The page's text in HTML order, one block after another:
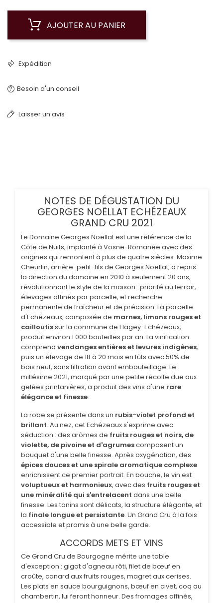
AJOUTER AU PANIER
Expédition
Besoin d'un conseil
Laisser un avis
NOTES DE DÉGUSTATION DU
GEORGES NOËLLAT ECHÉZEAUX
GRAND CRU 2021
Le Domaine Georges Noëllat est une référence de la
Côte de Nuits, implanté à Vosne-Romanée avec des
origines qui remontent à plus de quatre siècles. Maxime
Cheurlin, arrière-petit-fils de Georges Noëllat, a repris
la direction du domaine en 2010 à seulement 20 ans,
révolutionnant le style de la maison : priorité au terroir,
élevages affinés par parcelle, et recherche
permanente de fraîcheur et de précision. La parcelle
d'Echézeaux, composée de marnes, limons rouges et
cailloutissur la commune de Flagey-Echézeaux,
produit environ 1 000 bouteilles par an. La vinification
comprend vendanges entières et levures indigènes,
puis un élevage de 18 à 20 mois en fûts avec 50% de
bois neuf, sans filtration avant embouteillage. Le
millésime 2021, marqué par une petite récolte due aux
gelées printanières, a produit des vins d'une rare
élégance et finesse.
La robe se présente dans un rubis-violet profond et
brillant. Au nez, cet Echézeaux s'exprime avec
séduction : des arômes de fruits rouges et noirs, de
violette, de pivoine et d'agrumescomposent un
bouquet d'une belle finesse. Après oxygénation, des
épices douces et une spirale aromatique complexe
enrichissent ce premier portrait. En bouche, le vin est
voluptueux et harmonieux, avec des fruits rouges et
une minéralité qui s'entrelacent dans une belle
finesse. Les tanins sont délicats, la structure élégante, et
la finale longue et persistante. Un Grand Cru à la fois
accessible et promis à une belle garde.
ACCORDS METS ET VINS
Ce Grand Cru de Bourgogne mérite une table
d'exception : gigot d'agneau rôti, filet de bœuf en
croûte, canard aux fruits rouges, magret aux cerises.
Les plats en sauce bourguignons, bœuf en civet, coq au
chambertin, lui feront honneur. Des fromages affinés,